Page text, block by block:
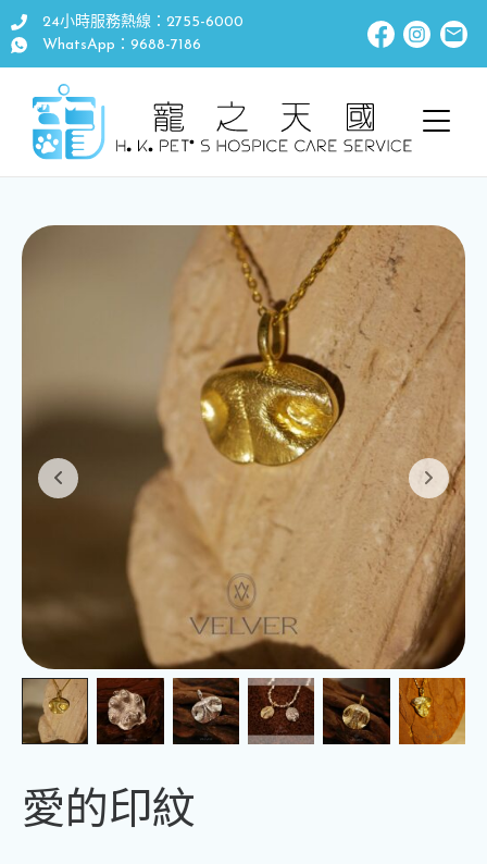
24小時服務熱線：2755-6000
WhatsApp：9688-7186
愛的印紋